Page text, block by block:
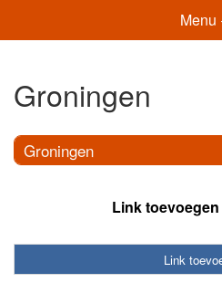
Menu
Groningen
Groningen
Link toevoegen
Link